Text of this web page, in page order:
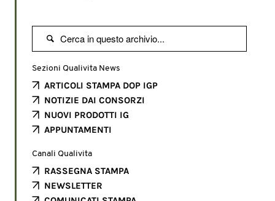

Sezioni Qualivita News
ARTICOLI STAMPA DOP IGP
NOTIZIE DAI CONSORZI
NUOVI PRODOTTI IG
APPUNTAMENTI
Canali Qualivita
RASSEGNA STAMPA
NEWSLETTER